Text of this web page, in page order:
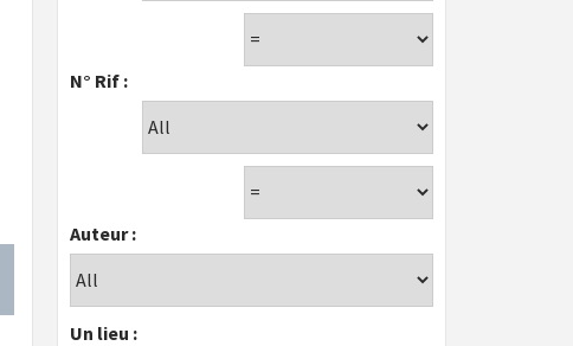
N° Rif :
Auteur :
Un lieu :